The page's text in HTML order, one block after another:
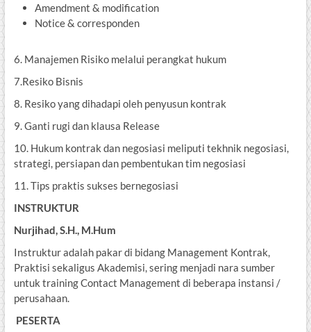
Amendment & modification
Notice & corresponden
6. Manajemen Risiko melalui perangkat hukum
7.Resiko Bisnis
8. Resiko yang dihadapi oleh penyusun kontrak
9. Ganti rugi dan klausa Release
10. Hukum kontrak dan negosiasi meliputi tekhnik negosiasi,
strategi, persiapan dan pembentukan tim negosiasi
11. Tips praktis sukses bernegosiasi
INSTRUKTUR
Nurjihad, S.H., M.Hum
Instruktur adalah pakar di bidang Management Kontrak,
Praktisi sekaligus Akademisi, sering menjadi nara sumber
untuk training Contact Management di beberapa instansi /
perusahaan.
PESERTA